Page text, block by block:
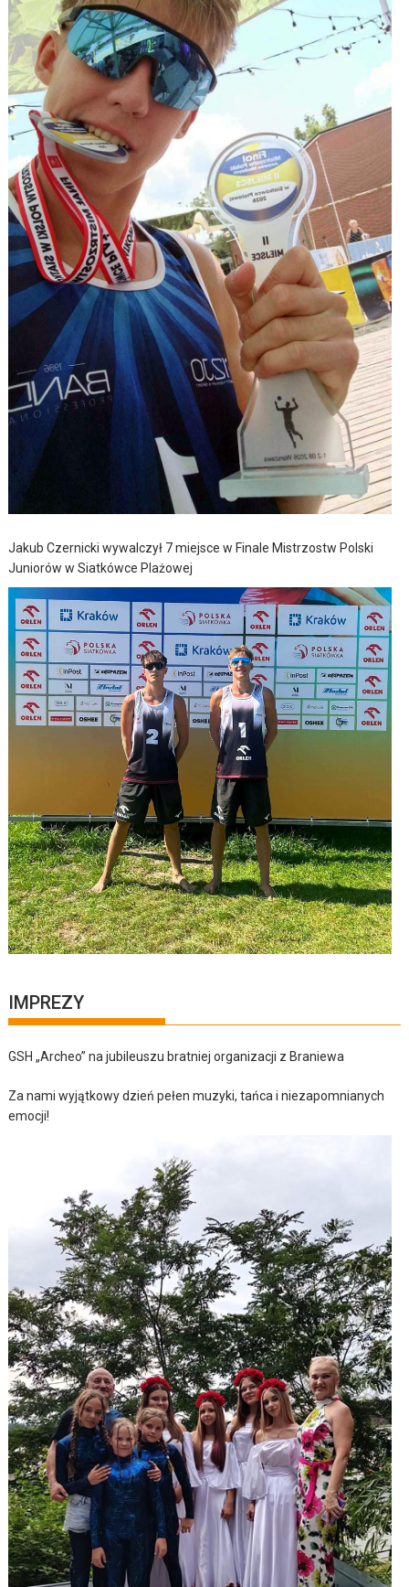
Jakub Czernicki wywalczył 7 miejsce w Finale Mistrzostw Polski
Juniorów w Siatkówce Plażowej
IMPREZY
GSH „Archeo” na jubileuszu bratniej organizacji z Braniewa
Za nami wyjątkowy dzień pełen muzyki, tańca i niezapomnianych
emocji!